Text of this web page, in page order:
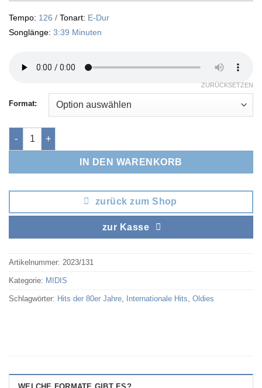
Tempo: 126 / Tonart: E-Dur
Songlänge: 3:39 Minuten
Format:
ZURÜCKSETZEN
Comment ca va Menge
IN DEN WARENKORB
zurück zum Shop
zur Kasse
Artikelnummer: 2023/131
Kategorie: MIDIS
Schlagwörter: Hits der 80er Jahre Internationale Hits Oldies